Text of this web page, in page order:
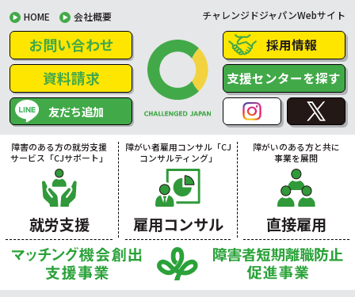
HOME 会社概要 チャレンジドジャパンWebサイト
お問い合わせ
資料請求
友だち追加
採用情報
支援センターを探す
障害のある方の就労支援
サービス「CJサポート」
就労支援
障がい者雇用コンサル「CJ
コンサルティング」
雇用コンサル
障がいのある方と共に
事業を展開
直接雇用